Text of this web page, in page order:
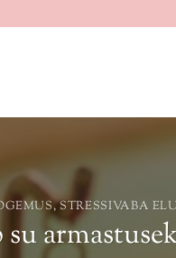
,STRESSIVABA ELU